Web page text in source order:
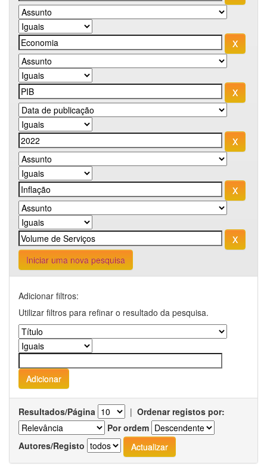
Iniciar uma nova pesquisa
Adicionar filtros:
Utilizar filtros para refinar o resultado da pesquisa.
Resultados/Página | Ordenar registos por:
Por ordem
Autores/Registo